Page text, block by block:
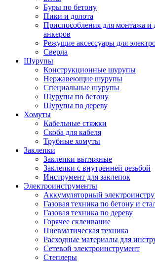
Буры по бетону
Пики и долота
Приспособления для монтажа и
анкеров
Режущие аксессуары для
Сверла
Шурупы
Конструкционные шурупы
Нержавеющие шурупы
Специальные шурупы
Шурупы по бетону
Шурупы по дереву
Хомуты
Кабельные стяжки
Скоба для кабеля
Трубные хомуты
Заклепки
Заклепки вытяжные
Заклепки с внутренней резьбой
Инструмент для заклепок
Электроинструменты
Аккумуляторный
Газовая техника по бетону и
Газовая техника по дереву
Горячее склеивание
Пневматическая техника
Расходные материалы для
Сетевой электроинструмент
Степлеры